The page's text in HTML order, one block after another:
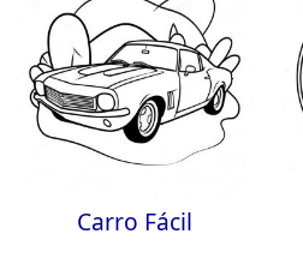
Carro Fácil